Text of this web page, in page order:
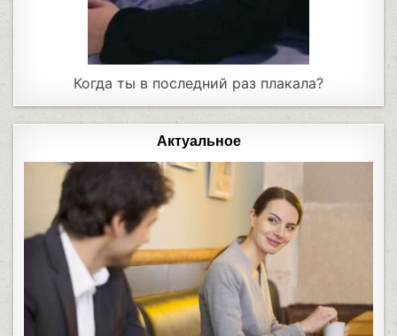
Когда ты в последний раз плакала?
Актуальное